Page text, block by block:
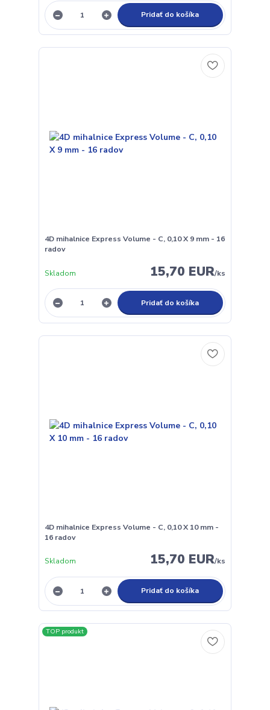
Pridať do košíka
4D mihalnice Express Volume - C, 0,10 X 9 mm - 16
radov
15,70 EUR/ks
Skladom
Pridať do košíka
4D mihalnice Express Volume - C, 0,10 X 10 mm -
16 radov
15,70 EUR/ks
Skladom
Pridať do košíka
TOP produkt